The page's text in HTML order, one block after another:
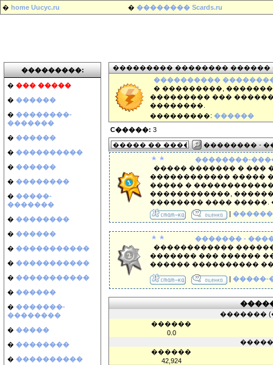
� home Uucyc.ru � �������� Scards.ru
���������:
� ��� �����
� ������
� ��������-
�������
� ������
� ����������
� ������
� ��������
� �����-
�������
� ��������
� ������
� �����������
� �����������
� �����������
� ������
� �������-
��������
� �����
� ��������
� ����������
��������� �������� ������
����������
� ���������,
��������� ���
��������.
���������: ������
C�����: 3
�������� -
��������-
����� ������� � ���
������������ �����
����� �
������������,
�������� ���� �����.
| ������
������� -
������������
������� ��� ������
������ ����������
| �����-
�������
������
0.0
������
42,924